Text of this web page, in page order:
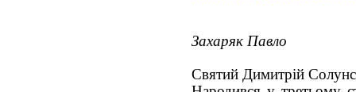
Захаряк Павло
Святий Димитрій